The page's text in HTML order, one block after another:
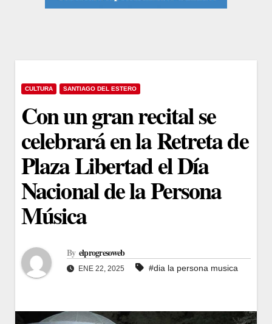
CULTURA SANTIAGO DEL ESTERO
Con un gran recital se
celebrará en la Retreta de
Plaza Libertad el Día
Nacional de la Persona
Música
By elprogresoweb
ENE 22, 2025 #dia la persona musica